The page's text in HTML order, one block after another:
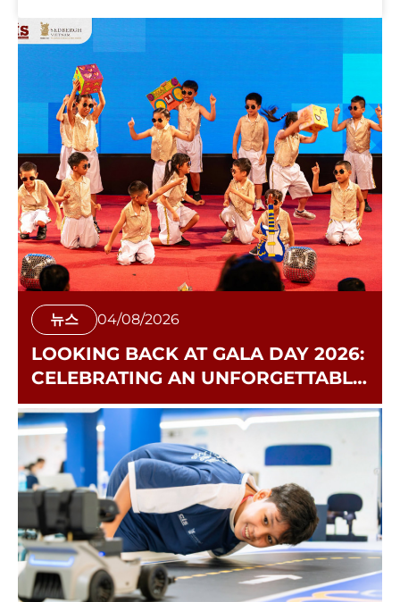
뉴스 04/08/2026
LOOKING BACK AT GALA DAY 2026:
CELEBRATING AN UNFORGETTABLE
SUMMER AT CISS